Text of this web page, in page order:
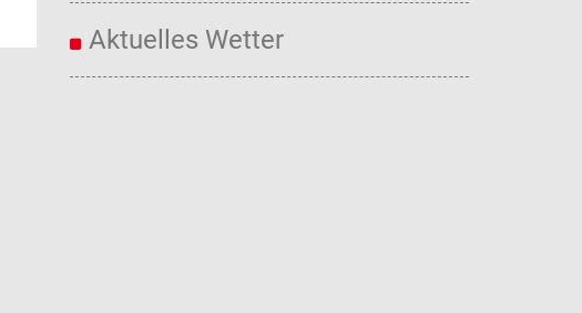
Aktuelles Wetter